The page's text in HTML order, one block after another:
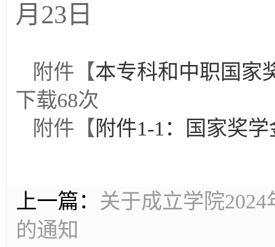
月 23 日
附件【本专科和中职国家
下载68次
附件【 附件1-1：国家奖
上一篇： 关于成立学院
的通知